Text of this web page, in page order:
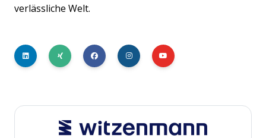
verlässliche Welt.